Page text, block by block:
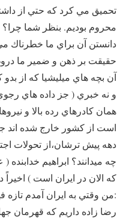
تحميق مي كرد كه حتي از
محروم بوديم. بنظر شما چرا؟
دانستن آن براي ما خطرناك مي
حقيقت بر ذهن و ضمير ما
آن بچه هاي ميليشيا كه از بدو
و نه خبري ( جز داده هاي
همان كادرهاي رده بالا و
است از كشور خارج شده اند
دهه پيش ترشان،‌از تحولات
چه ميدانند؟‌ ابراهيم
كه الان در ايران است )
:‌من وقتي به ايران آمدم
رضا زاده داريم كه قهرمان